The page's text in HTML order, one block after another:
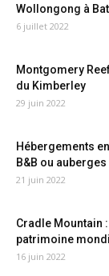
Wollongong à
6 juillet 2022
Montgomery
du Kimberley
29 juin 2022
Hébergements
B&B ou auberges
21 juin 2022
Cradle Mountain
patrimoine
16 juin 2022